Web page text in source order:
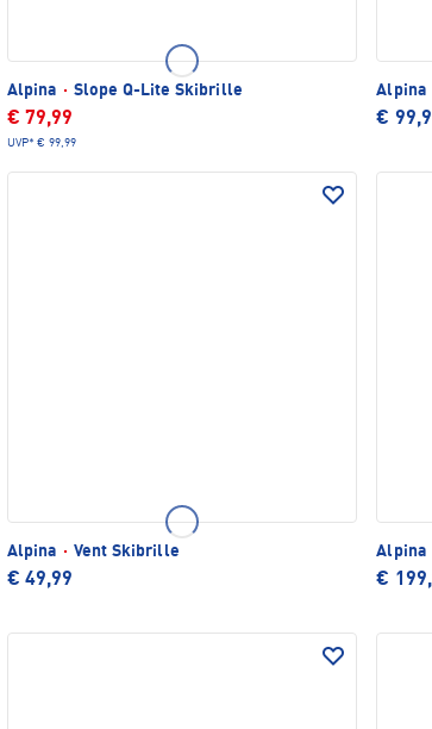
Alpina · Slope Q-Lite Skibrille
€ 79,99
UVP* € 99,99
Alpina
€
Alpina · Vent Skibrille
€ 49,99
Alpina
€